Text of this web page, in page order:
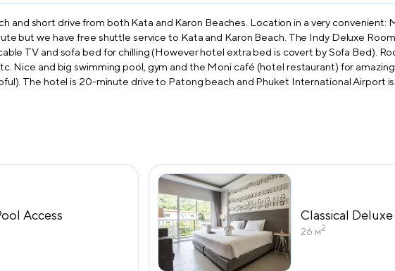
and short drive from both Kata and Karon Beaches. Location in a very convenient:
to Kata and Karon Beach. The Indy Deluxe Room and Jazz Pool Access Rooms come with air conditioning,
TV and sofa bed for chilling (However hotel extra bed is covert by Sofa Bed).
big swimming pool, gym and the Moni café (hotel restaurant) for amazing food and coffee. The Melody
The hotel is 20-minute drive to Patong beach and Phuket International Airport is
Access Classical
26 м2